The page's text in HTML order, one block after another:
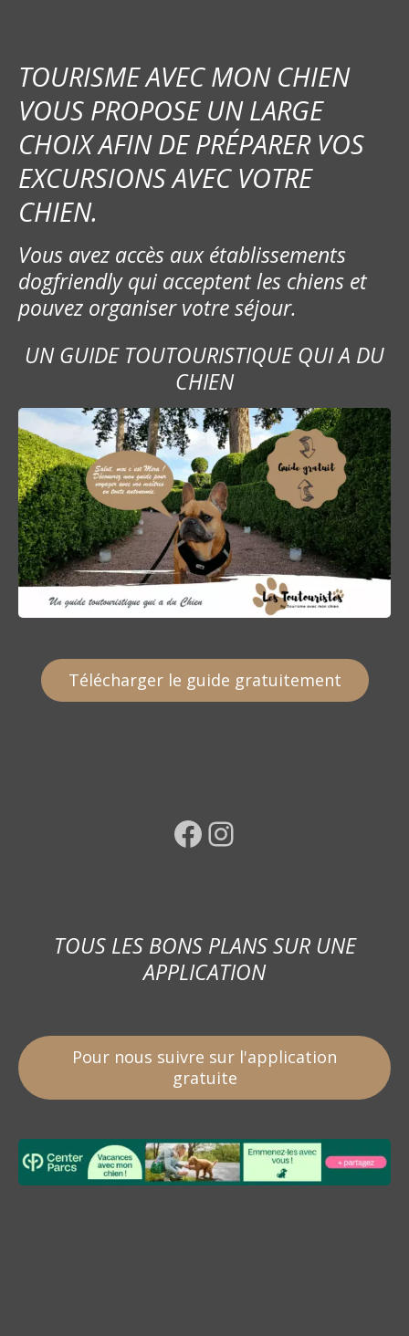
TOURISME AVEC MON CHIEN
VOUS PROPOSE UN LARGE
CHOIX AFIN DE PRÉPARER VOS
EXCURSIONS AVEC VOTRE
CHIEN.
Vous avez accès aux établissements
dogfriendly qui acceptent les chiens et
pouvez organiser votre séjour.
UN GUIDE TOUTOURISTIQUE QUI A DU
CHIEN
Télécharger le guide gratuitement
Facebook Instagram
TOUS LES BONS PLANS SUR UNE
APPLICATION
Pour nous suivre sur l'application
gratuite